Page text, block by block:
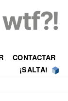
CONTACTAR
¡SALTA!